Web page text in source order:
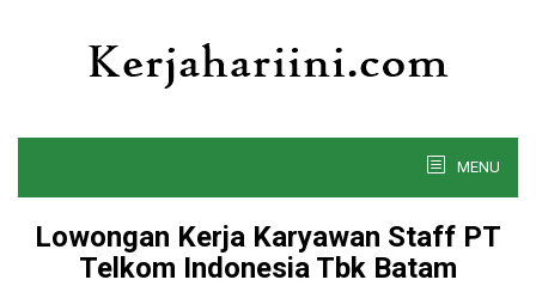
MENU
Lowongan Kerja Karyawan Staff PT
Telkom Indonesia Tbk Batam